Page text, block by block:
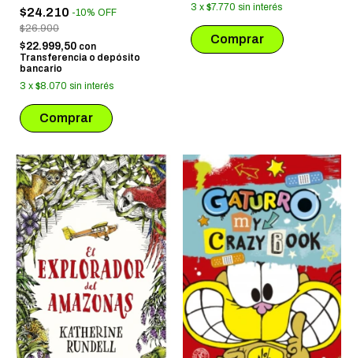
$24.210 -10% OFF
$26.900
$22.999,50 con
Transferencia o depósito
bancario
3 x $8.070 sin interés
3 x $7.770 sin interés